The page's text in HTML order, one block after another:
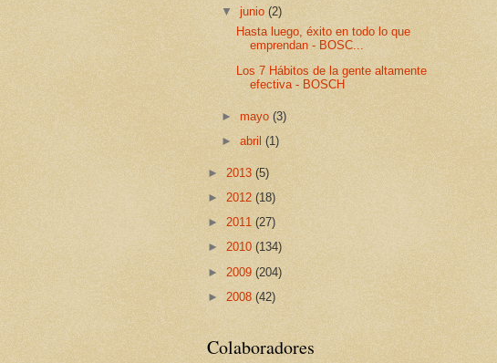
▼junio(2)
Hasta luego, éxito en todo lo que
emprendan - BOSC...
Los 7 Hábitos de la gente altamente
efectiva - BOSCH
►mayo(3)
►abril(1)
► 2013 (5)
► 2012 (18)
► 2011 (27)
► 2010 (134)
► 2009 (204)
► 2008 (42)
Colaboradores